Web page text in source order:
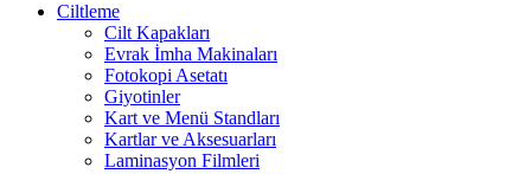
Ciltleme
Cilt Kapakları
Evrak İmha Makinaları
Fotokopi Asetatı
Giyotinler
Kart ve Menü Standları
Kartlar ve Aksesuarları
Laminasyon Filmleri